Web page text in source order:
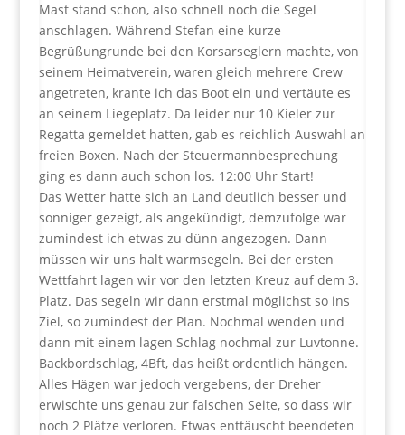
Mast stand schon, also schnell noch die Segel
anschlagen. Während Stefan eine kurze
Begrüßungrunde bei den Korsarseglern machte, von
seinem Heimatverein, waren gleich mehrere Crew
angetreten, krante ich das Boot ein und vertäute es
an seinem Liegeplatz. Da leider nur 10 Kieler zur
Regatta gemeldet hatten, gab es reichlich Auswahl an
freien Boxen. Nach der Steuermannbesprechung
ging es dann auch schon los. 12:00 Uhr Start!
Das Wetter hatte sich an Land deutlich besser und
sonniger gezeigt, als angekündigt, demzufolge war
zumindest ich etwas zu dünn angezogen. Dann
müssen wir uns halt warmsegeln. Bei der ersten
Wettfahrt lagen wir vor den letzten Kreuz auf dem 3.
Platz. Das segeln wir dann erstmal möglichst so ins
Ziel, so zumindest der Plan. Nochmal wenden und
dann mit einem lagen Schlag nochmal zur Luvtonne.
Backbordschlag, 4Bft, das heißt ordentlich hängen.
Alles Hägen war jedoch vergebens, der Dreher
erwischte uns genau zur falschen Seite, so dass wir
noch 2 Plätze verloren. Etwas enttäuscht beendeten